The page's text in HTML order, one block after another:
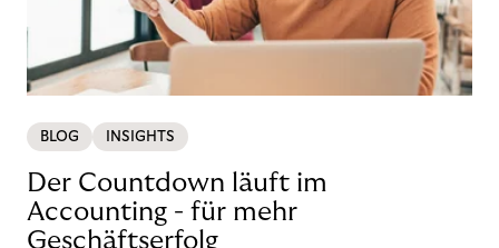
BLOG INSIGHTS
Der Countdown läuft im
Accounting - für mehr
Geschäftserfolg